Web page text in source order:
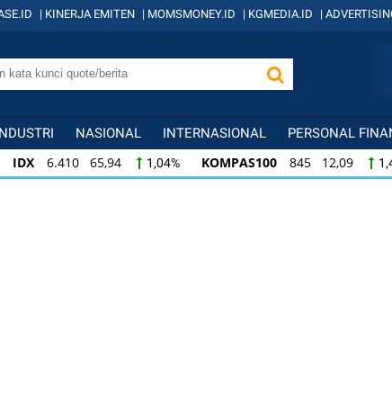
| KINERJA EMITEN | MOMSMONEY.ID | KGMEDIA.ID |
NASIONAL INTERNASIONAL PERSONAL
IDX 6.410 65,94 1,04% KOMPAS100 845 12,09
KOMPAS100
845 12,09 1,45% LQ45 640 9,44